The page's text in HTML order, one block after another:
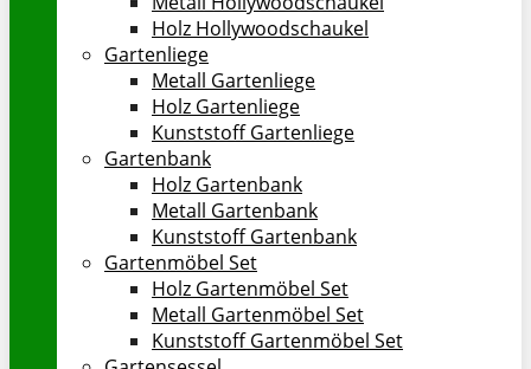
Holz Hollywoodschaukel
Gartenliege
Metall Gartenliege
Holz Gartenliege
Kunststoff Gartenliege
Gartenbank
Holz Gartenbank
Metall Gartenbank
Kunststoff Gartenbank
Gartenmöbel Set
Holz Gartenmöbel Set
Metall Gartenmöbel Set
Kunststoff Gartenmöbel Set